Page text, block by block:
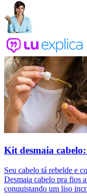
Kit desmaia
Seu cabelo tá rebelde e
Desmaia cabelo pra fios
conquistando um liso